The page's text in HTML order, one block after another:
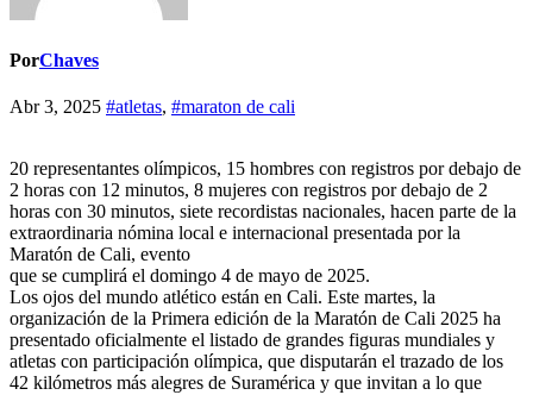
PorChaves
Abr 3, 2025 #atletas, #maraton de cali
20 representantes olímpicos, 15 hombres con registros por debajo de
2 horas con 12 minutos, 8 mujeres con registros por debajo de 2
horas con 30 minutos, siete recordistas nacionales, hacen parte de la
extraordinaria nómina local e internacional presentada por la
Maratón de Cali, evento
que se cumplirá el domingo 4 de mayo de 2025.
Los ojos del mundo atlético están en Cali. Este martes, la
organización de la Primera edición de la Maratón de Cali 2025 ha
presentado oficialmente el listado de grandes figuras mundiales y
atletas con participación olímpica, que disputarán el trazado de los
42 kilómetros más alegres de Suramérica y que invitan a lo que